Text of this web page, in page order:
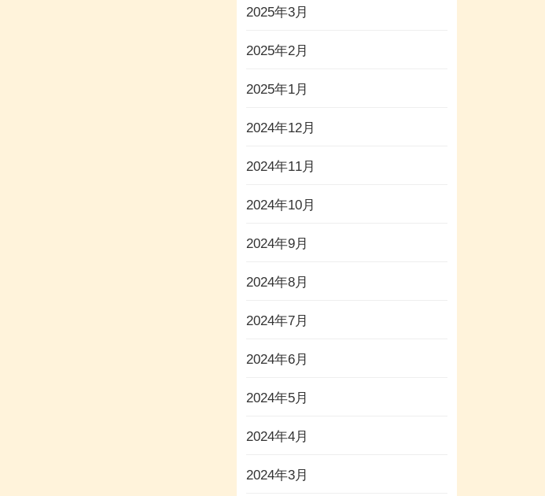
2025年3月
2025年2月
2025年1月
2024年12月
2024年11月
2024年10月
2024年9月
2024年8月
2024年7月
2024年6月
2024年5月
2024年4月
2024年3月